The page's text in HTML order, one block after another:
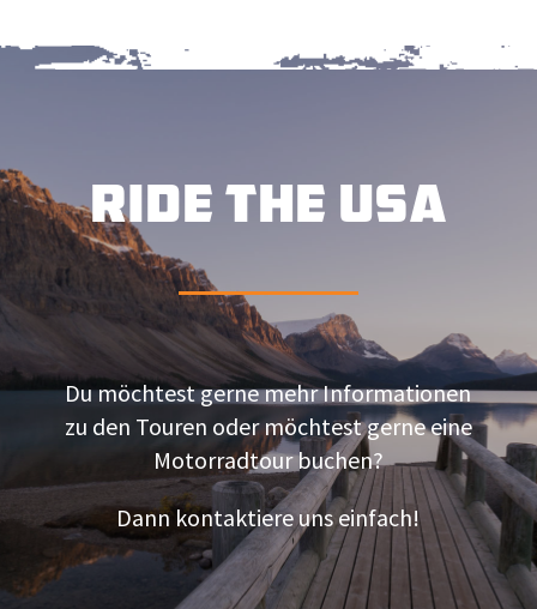
RIDE THE USA
Du möchtest gerne mehr Informationen
zu den Touren oder möchtest gerne eine
Motorradtour buchen?
Dann kontaktiere uns einfach!